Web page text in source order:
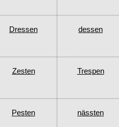
Dressen dessen
Zesten Trespen
Pesten nässten